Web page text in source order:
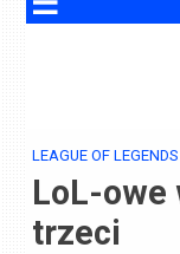
LEAGUE OF LEGENDS
LoL-owe
trzeci